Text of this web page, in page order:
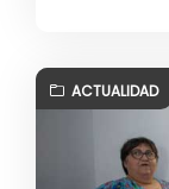
ACTUALIDAD